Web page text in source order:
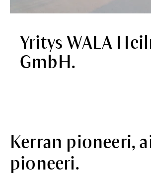
Yritys WALA
GmbH.
Kerran pioneeri,
pioneeri.